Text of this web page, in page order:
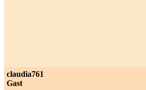
claudia761
Gast